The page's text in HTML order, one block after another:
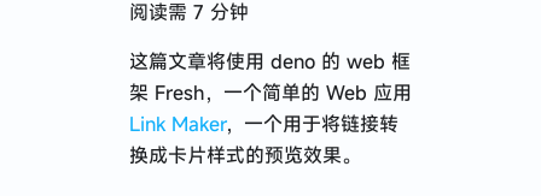
阅读需 7 分钟
这篇文章将使用 deno 的 web 框
架 Fresh，一个简单的 Web 应用
Link Maker，一个用于将链接转
换成卡片样式的预览效果。